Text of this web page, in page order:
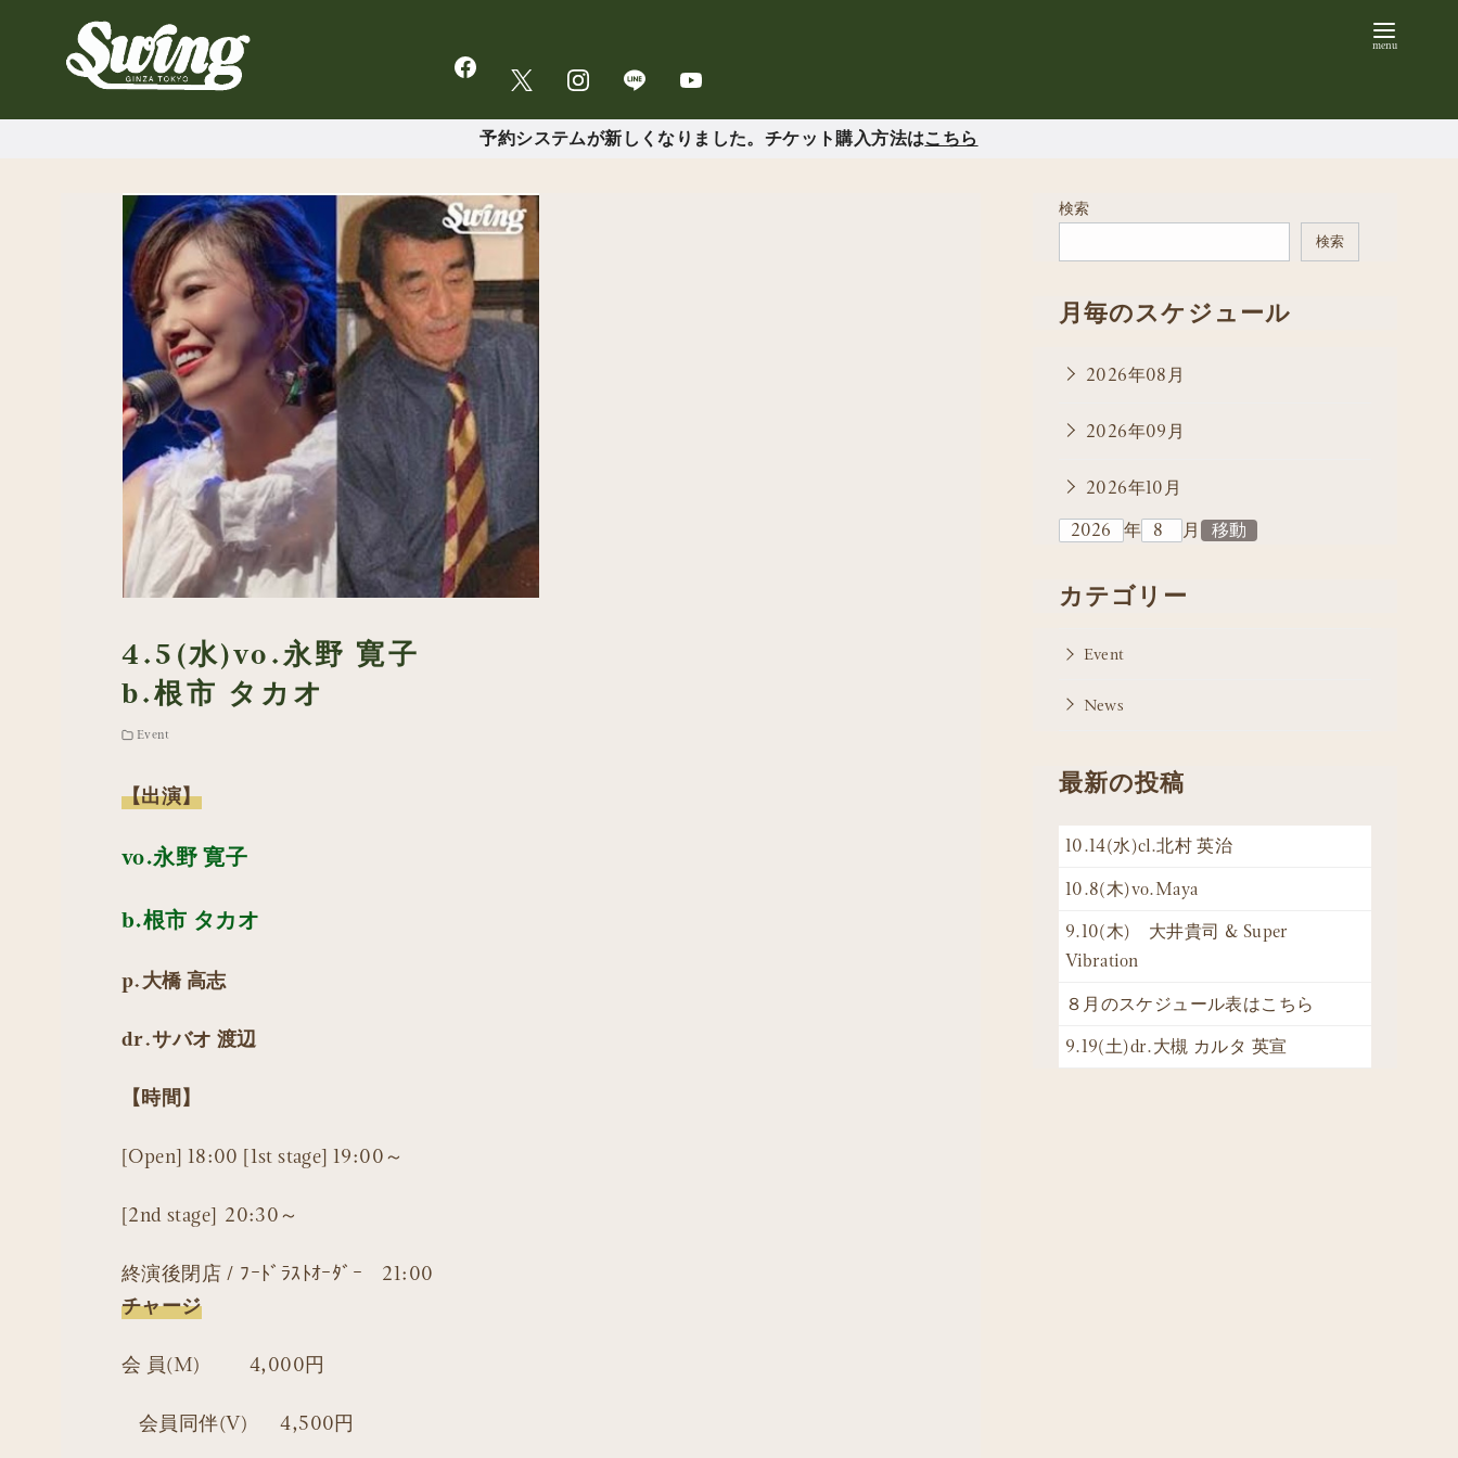
予約システムが新しくなりました。チケット購入方法はこちら
4.5(水)vo.永野 寛子
b.根市 タカオ
Event
【出演】
vo.永野 寛子
b.根市 タカオ
p.大橋 高志
dr.サバオ 渡辺
【時間】
[Open] 18:00 [1st stage] 19:00～
[2nd stage] 20:30～
終演後閉店 / ﾌｰﾄﾞﾗｽﾄｵｰﾀﾞｰ 21:00
チャージ
会 員(M) 4,000円
会員同伴(V) 4,500円
検索
検索
月毎のスケジュール
2026年08月
2026年09月
2026年10月
年
月
カテゴリー
Event
News
最新の投稿
10.14(水)cl.北村 英治
10.8(木)vo.Maya
9.10(木) 大井貴司 & Super
Vibration
８月のスケジュール表はこちら
9.19(土)dr.大槻 カルタ 英宣